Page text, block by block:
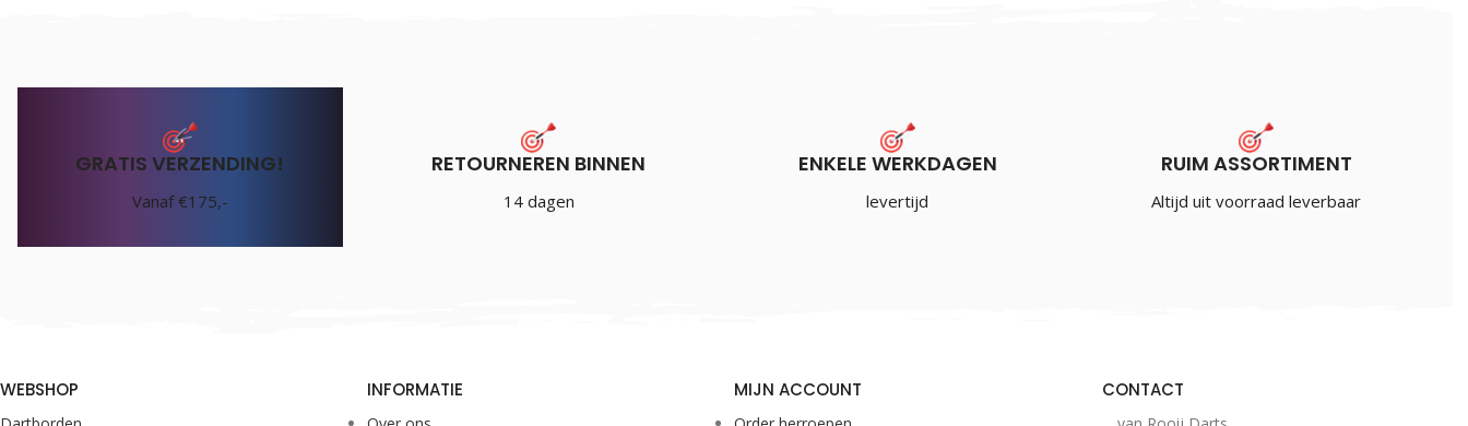
GRATIS VERZENDING!
Vanaf €175,-
RETOURNEREN BINNEN
14 dagen
ENKELE WERKDAGEN
levertijd
RUIM ASSORTIMENT
Altijd uit voorraad leverbaar
WEBSHOP INFORMATIE MIJN ACCOUNT CONTACT